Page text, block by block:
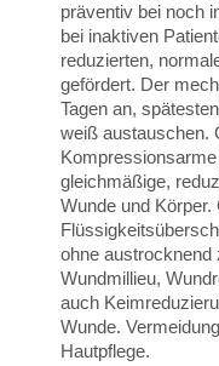
präventiv bei noch
bei inaktiven
reduzierten,
gefördert. Der
Tagen an,
weiß austauschen.
gleichmäßige,
Wunde und
ohne
Wundmillieu,
auch
Wunde.
Hautpflege.